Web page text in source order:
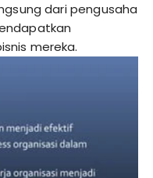
dari pengusaha
mereka.